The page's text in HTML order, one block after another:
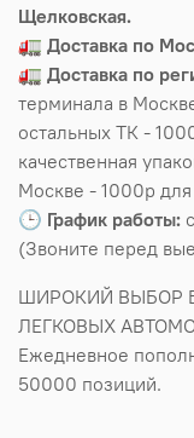
Щелковская.
🚛 Доставка по
🚛 Доставка по
терминала в
остальных ТК -
качественная
Москве - 1000р для
🕒 График работы:
(Звоните перед
ШИРОКИЙ ВЫБОР
ЛЕГКОВЫХ
Ежедневное
50000 позиций.